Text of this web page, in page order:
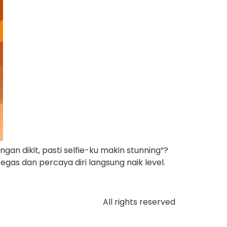
dikit, pasti selfie-ku makin stunning“?
dan percaya diri langsung naik level.
All rights reserved